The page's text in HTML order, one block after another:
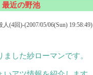
最近の野池
人(4回)-(2007/05/06(Sun) 19:58:49)
ました紗ローマンです。